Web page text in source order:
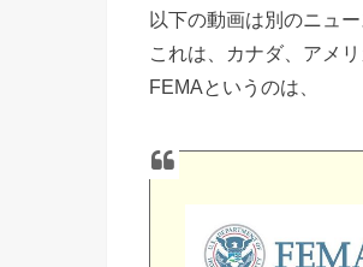
以下の動画は別のニュー
これは、カナダ、アメ
FEMAというのは、